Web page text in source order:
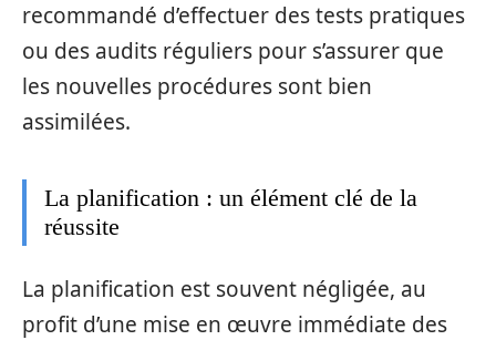
recommandé d’effectuer des tests pratiques
ou des audits réguliers pour s’assurer que
les nouvelles procédures sont bien
assimilées.
La planification : un élément clé de la
réussite
La planification est souvent négligée, au
profit d’une mise en œuvre immédiate des